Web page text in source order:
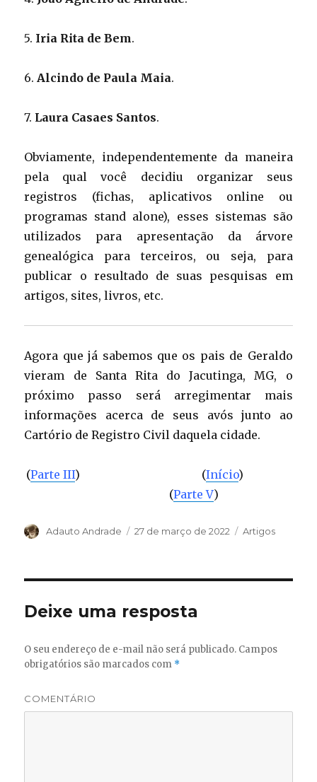
5. Iria Rita de Bem.
6. Alcindo de Paula Maia.
7. Laura Casaes Santos.
Obviamente, independentemente da maneira
pela qual você decidiu organizar seus
registros (fichas, aplicativos online ou
programas stand alone), esses sistemas são
utilizados para apresentação da árvore
genealógica para terceiros, ou seja, para
publicar o resultado de suas pesquisas em
artigos, sites, livros, etc.
Agora que já sabemos que os pais de Geraldo
vieram de Santa Rita do Jacutinga, MG, o
próximo passo será arregimentar mais
informações acerca de seus avós junto ao
Cartório de Registro Civil daquela cidade.
(Parte III) (Início)
(Parte V)
Autor
Adauto Andrade
Publicado
27 de março de 2022 Categorias
Artigos
Deixe uma resposta
O seu endereço de e-mail não será publicado. Campos
obrigatórios são marcados com *
COMENTÁRIO